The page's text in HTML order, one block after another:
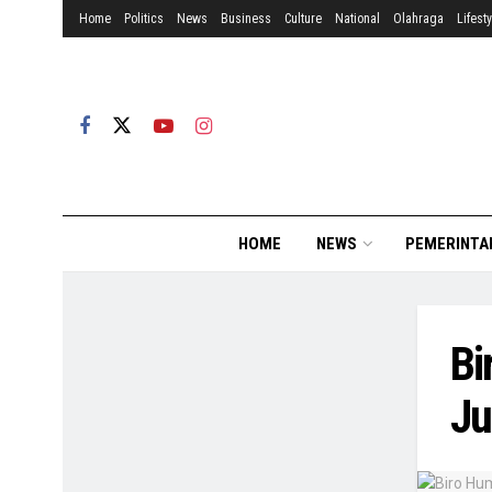
Home Politics News Business Culture National Olahraga
HOME NEWS